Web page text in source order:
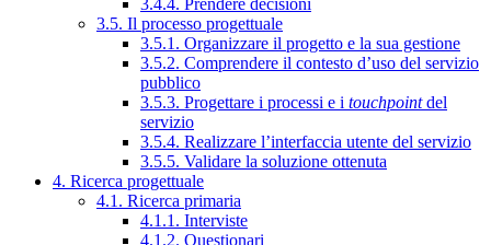
3.4.4. Prendere decisioni
3.5. Il processo progettuale
3.5.1. Organizzare il progetto e la sua gestione
3.5.2. Comprendere il contesto d’uso del servizio
pubblico
3.5.3. Progettare i processi e i touchpointdel
servizio
3.5.4. Realizzare l’interfaccia utente del servizio
3.5.5. Validare la soluzione ottenuta
4. Ricerca progettuale
4.1. Ricerca primaria
4.1.1. Interviste
4.1.2. Questionari